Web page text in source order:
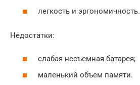
легкость и эргономичность.
Недостатки:
слабая несъемная батарея;
маленький объем памяти.